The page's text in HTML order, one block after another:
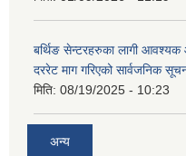
बर्थिङ सेन्टरहरुका लागी
दररेट माग गरिएको सार्वजनिक
मिति: 08/19/2025 - 10:23
अन्य